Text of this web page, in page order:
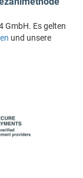
GmbH. Es gelten
und unsere